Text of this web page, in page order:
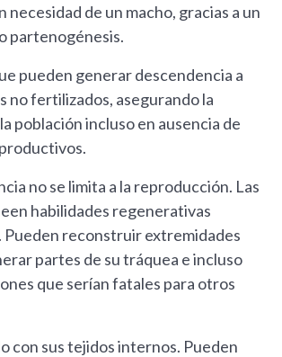
necesidad de un macho, gracias a un
partenogénesis.
pueden generar descendencia a
no fertilizados, asegurando la
población incluso en ausencia de
no se limita a la reproducción. Las
habilidades regenerativas
reconstruir extremidades
partes de su tráquea e incluso
que serían fatales para otros
con sus tejidos internos. Pueden